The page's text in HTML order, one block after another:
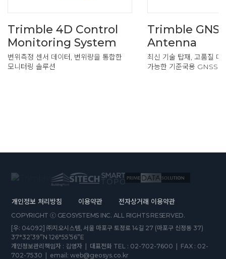
Trimble 4D Control
Monitoring System
변위측정 센서 데이터, 변위량을 통합한
모니터링 솔루션
Trimble GNSS
Antenna
최신 기술 탑재, 고품질 데
가능한 기준국용 GNSS
개인정보 처리방침 이용약관 전자상거래 이용약관
COPYRIGHT ⓒ GEOSYSTEMS INC. ALL RIGHTS RESERVED.
[우: 04092] ㈜지오시스템, 서울 마포구 토정로 14길 27 (마포구 신정동 37)
37°32’39”N 126°55’56”E
개인정보관리책임자 : 김영자 | 대표전화 TEL : 02-702-7600 | FAX : 02-
702-7530 | email: web@geosys.co.kr